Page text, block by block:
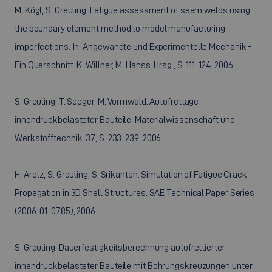
M. Kögl, S. Greuling. Fatigue assessment of seam welds using
the boundary element method to model manufacturing
imperfections. In: Angewandte und Experimentelle Mechanik -
Ein Querschnitt. K. Willner, M. Hanss, Hrsg., S. 111-124, 2006.
S. Greuling, T. Seeger, M. Vormwald. Autofrettage
innendruckbelasteter Bauteile. Materialwissenschaft und
Werkstofftechnik, 37, S. 233-239, 2006.
H. Aretz, S. Greuling, S. Srikantan. Simulation of Fatigue Crack
Propagation in 3D Shell Structures. SAE Technical Paper Series
(2006-01-0785), 2006.
S. Greuling. Dauerfestigkeitsberechnung autofrettierter
innendruckbelasteter Bauteile mit Bohrungskreuzungen unter